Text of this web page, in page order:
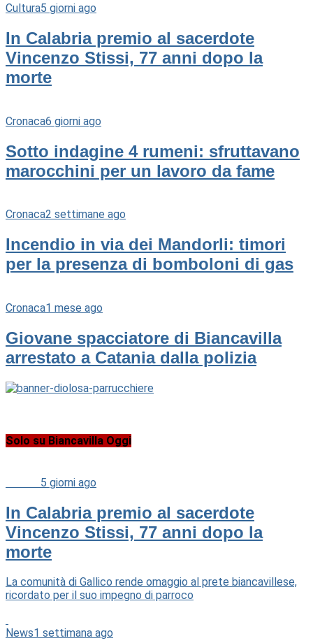
Cultura5 giorni ago
In Calabria premio al sacerdote
Vincenzo Stissi, 77 anni dopo la
morte
Cronaca6 giorni ago
Sotto indagine 4 rumeni: sfruttavano
marocchini per un lavoro da fame
Cronaca2 settimane ago
Incendio in via dei Mandorli: timori
per la presenza di bomboloni di gas
Cronaca1 mese ago
Giovane spacciatore di Biancavilla
arrestato a Catania dalla polizia
Solo su Biancavilla Oggi
5 giorni ago
In Calabria premio al sacerdote
Vincenzo Stissi, 77 anni dopo la
morte
La comunità di Gallico rende omaggio al prete biancavillese,
ricordato per il suo impegno di parroco
News1 settimana ago